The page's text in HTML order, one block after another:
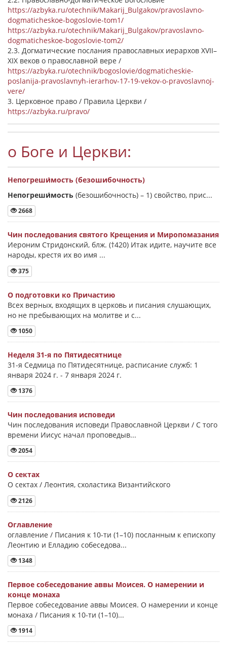
https://azbyka.ru/otechnik/Makarij_Bulgakov/pravoslavno-
dogmaticheskoe-bogoslovie-tom1/
https://azbyka.ru/otechnik/Makarij_Bulgakov/pravoslavno-
dogmaticheskoe-bogoslovie-tom2/
2.3. Догматические послания православных иерархов XVII–
XIX веков о православной вере /
https://azbyka.ru/otechnik/bogoslovie/dogmaticheskie-
poslanija-pravoslavnyh-ierarhov-17-19-vekov-o-pravoslavnoj-
vere/
3. Церковное право / Правила Церкви /
https://azbyka.ru/pravo/
о Боге и Церкви:
Непогреши́мость (безошибочность)
Непогреши́мость (безошибочность) – 1) свойство, прис...
2668
Чин последования святого Крещения и Миропомазания
Иероним Стридонский, блж. (†420) Итак идите, научите все
народы, крестя их во имя ...
375
О подготовки ко Причастию
Всех верных, входящих в церковь и писания слушающих,
но не пребывающих на молитве и с...
1050
Неделя 31-я по Пятидесятнице
31-я Седмица по Пятидесятнице, расписание служб: 1
января 2024 г. - 7 января 2024 г.
1376
Чин последования исповеди
Чин последования исповеди Православной Церкви / С того
времени Иисус начал проповедыв...
2054
О сектах
О сектах / Леонтия, схоластика Византийского
2126
Оглавление
оглавление / Писания к 10-ти (1–10) посланным к епископу
Леонтию и Елладию собеседова...
1348
Первое собеседование аввы Моисея. О намерении и
конце монаха
Первое собеседование аввы Моисея. О намерении и конце
монаха / Писания к 10-ти (1–10)...
1914